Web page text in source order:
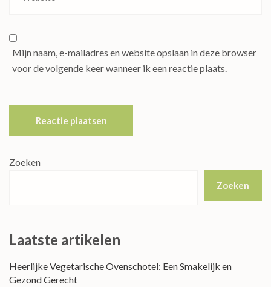
Mijn naam, e-mailadres en website opslaan in deze browser
voor de volgende keer wanneer ik een reactie plaats.
Zoeken
Zoeken
Laatste artikelen
Heerlijke Vegetarische Ovenschotel: Een Smakelijk en
Gezond Gerecht